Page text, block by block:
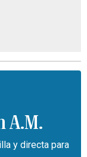
A.M.
y directa para